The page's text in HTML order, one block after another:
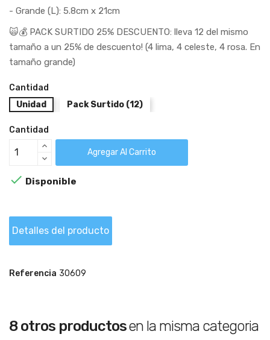
- Grande (L): 5.8cm x 21cm
🙀💰 PACK SURTIDO 25% DESCUENTO: lleva 12 del mismo
tamaño a un 25% de descuento! (4 lima, 4 celeste, 4 rosa. En
tamaño grande)
Cantidad
Unidad
Pack Surtido (12)
Cantidad
Agregar Al Carrito
 Disponible
Detalles del producto
Referencia 30609
8 otros productosen la misma categoria